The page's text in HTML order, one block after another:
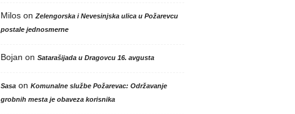
Miloson Zelengorska i Nevesinjska ulica u Požarevcu
postale jednosmerne
Bojan on Satarašijada u Dragovcu 16. avgusta
Sasaon Komunalne službe Požarevac: Održavanje
grobnih mesta je obaveza korisnika